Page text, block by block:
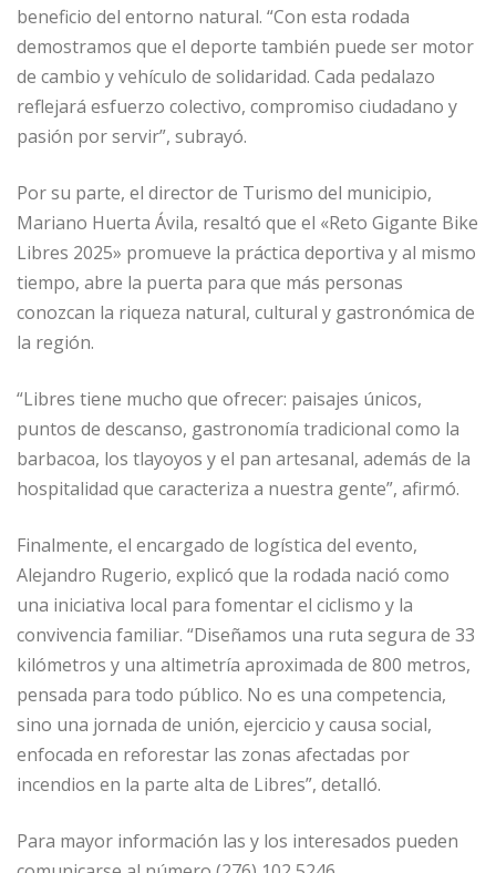
beneficio del entorno natural. “Con esta rodada
demostramos que el deporte también puede ser motor
de cambio y vehículo de solidaridad. Cada pedalazo
reflejará esfuerzo colectivo, compromiso ciudadano y
pasión por servir”, subrayó.
Por su parte, el director de Turismo del municipio,
Mariano Huerta Ávila, resaltó que el «Reto Gigante Bike
Libres 2025» promueve la práctica deportiva y al mismo
tiempo, abre la puerta para que más personas
conozcan la riqueza natural, cultural y gastronómica de
la región.
“Libres tiene mucho que ofrecer: paisajes únicos,
puntos de descanso, gastronomía tradicional como la
barbacoa, los tlayoyos y el pan artesanal, además de la
hospitalidad que caracteriza a nuestra gente”, afirmó.
Finalmente, el encargado de logística del evento,
Alejandro Rugerio, explicó que la rodada nació como
una iniciativa local para fomentar el ciclismo y la
convivencia familiar. “Diseñamos una ruta segura de 33
kilómetros y una altimetría aproximada de 800 metros,
pensada para todo público. No es una competencia,
sino una jornada de unión, ejercicio y causa social,
enfocada en reforestar las zonas afectadas por
incendios en la parte alta de Libres”, detalló.
Para mayor información las y los interesados pueden